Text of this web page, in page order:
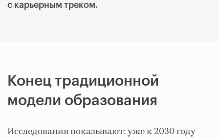
с карьерным треком.
Конец традиционной
модели образования
Исследования показывают: уже к 2030 году